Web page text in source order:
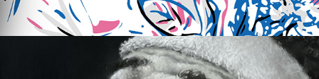
NBA Legends